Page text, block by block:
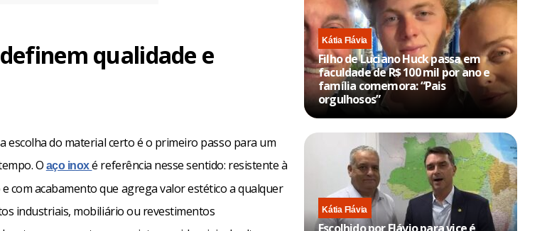
qualidade e
escolha do material certo é o primeiro passo para um
O aço inoxé referência nesse sentido: resistente à
com acabamento que agrega valor estético a qualquer
industriais, mobiliário ou revestimentos
Kátia Flávia
Filho de Luciano Huck passa em
faculdade de R$ 100 mil por ano e
família comemora: “Pais
orgulhosos”
Kátia Flávia
Escolhido por Flávio para vice é